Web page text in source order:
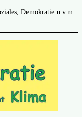
Demokratie u.v.m.